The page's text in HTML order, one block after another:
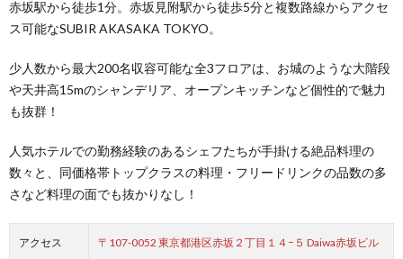
赤坂駅から徒歩1分。赤坂見附駅から徒歩5分と複数路線からアクセ
ス可能なSUBIR AKASAKA TOKYO。
少人数から最大200名収容可能な全3フロアは、お城のような大階段
や天井高15mのシャンデリア、オープンキッチンなど個性的で魅力
も抜群！
人気ホテルでの勤務経験のあるシェフたちが手掛ける絶品料理の
数々と、同価格帯トップクラスの料理・フリードリンクの品数の多
さなど料理の面でも抜かりなし！
アクセス 〒107-0052 東京都港区赤坂２丁目１４−５ Daiwa赤坂ビル